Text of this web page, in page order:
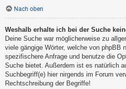
Nach oben
Weshalb erhalte ich bei der Suche
Deine Suche war möglicherweise zu
viele gängige Wörter, welche von phpBB
spezifischere Anfrage und benutze die
Suche bietet. Außerdem ist es natürlich
Suchbegriff(e) hier nirgends im Forum
Rechtschreibung der Begriffe!